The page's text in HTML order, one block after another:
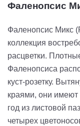
Фаленопсис
Фаленопсис Микс
коллекция
расцветки.
Фаленопсиса
куст-розетку.
краями, они
год из листовой
четырех